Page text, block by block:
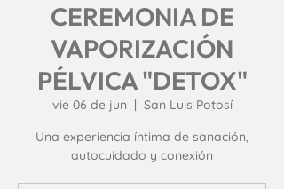
CEREMONIA DE
VAPORIZACIÓN
PÉLVICA "DETOX"
vie 06 de jun
  |
San Luis Potosí
Una experiencia íntima de sanación,
autocuidado y conexión